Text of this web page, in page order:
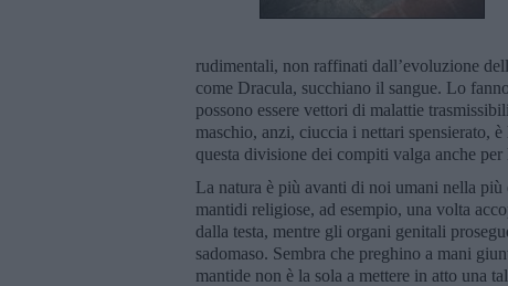
rudimentali, non raffinati dall’evoluzione
come Dracula, succhiano il sangue. Lo
possono essere vettori di malattie
maschio, anzi, ciuccia i nettari spensierato,
questa divisione dei compiti valga anche per
La natura è più avanti di noi umani nella
mantidi religiose, ad esempio, una volta
dalla testa, mentre gli organi genitali
sadomaso. Sembra che preghino a mani
mantide non è la sola a mettere in atto una